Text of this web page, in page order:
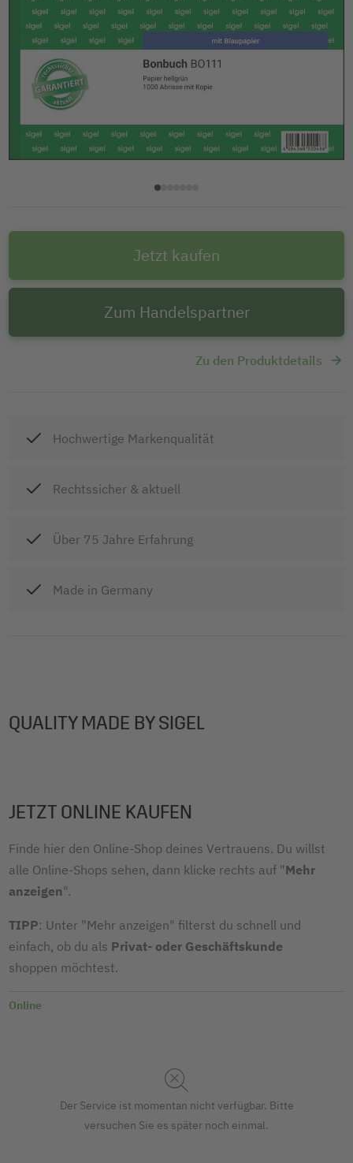
Hochwertige Markenqualität
Rechtssicher & aktuell
Über 75 Jahre Erfahrung
Made in Germany
Jetzt kaufen
Zum Handelspartner
Zu den Produktdetails
QUALITY MADE BY SIGEL
JETZT ONLINE KAUFEN
Finde hier den Online-Shop deines Vertrauens. Du willst
alle Online-Shops sehen, dann klicke rechts auf "Mehr
anzeigen".
TIPP: Unter "Mehr anzeigen" filterst du schnell und
einfach, ob du als Privat- oder Geschäftskunde
shoppen möchtest.
Online
Der Service ist momentan nicht verfügbar. Bitte
versuchen Sie es später noch einmal.